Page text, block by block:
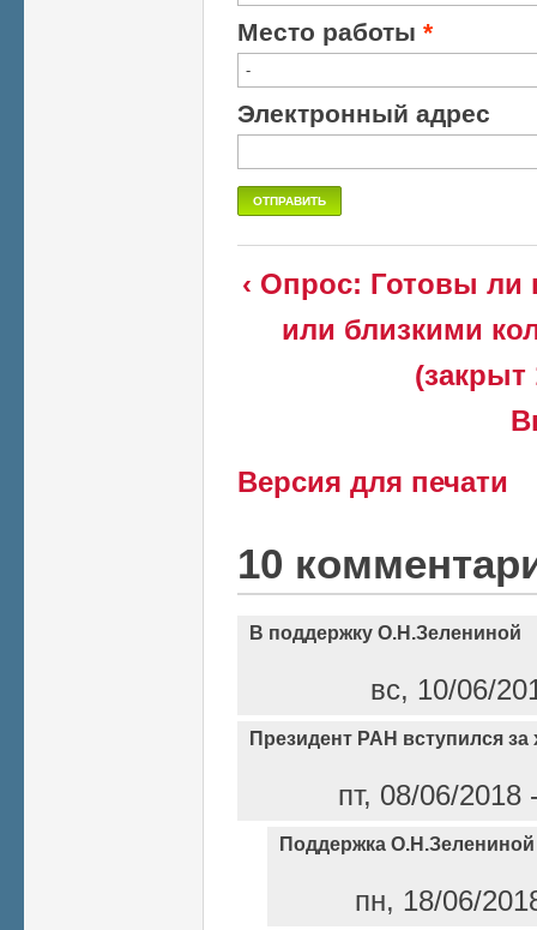
Место работы *
Электронный адрес
‹ Опрос: Готовы ли
или близкими
(закрыт
Версия для печати
10
В поддержку О.Н.Зелениной
вс, 10/06/
Президент РАН вступился
пт, 08/06/
Поддержка О.Н.Зелениной
пн, 18/06/